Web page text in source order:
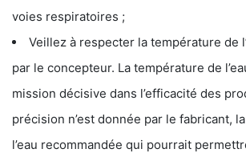
voies respiratoires ;
Veillez à respecter la température de
par le concepteur. La température de
mission décisive dans l’efficacité des
précision n’est donnée par le fabricant,
l’eau recommandée qui pourrait